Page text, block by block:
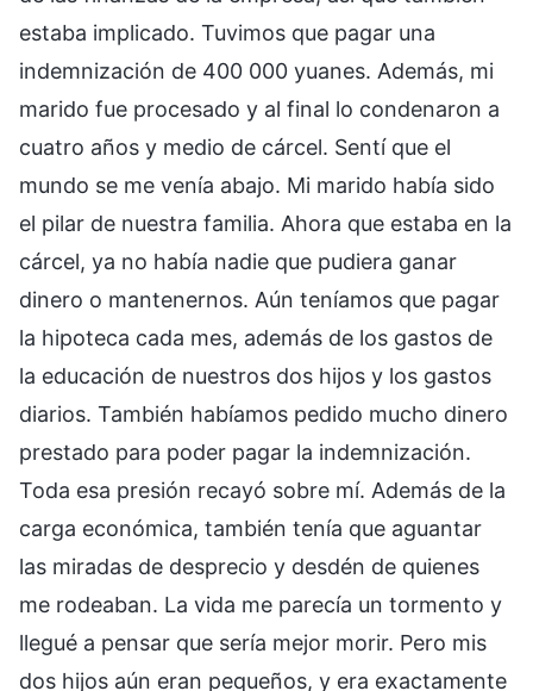
estaba implicado. Tuvimos que pagar una
indemnización de 400 000 yuanes. Además, mi
marido fue procesado y al final lo condenaron a
cuatro años y medio de cárcel. Sentí que el
mundo se me venía abajo. Mi marido había sido
el pilar de nuestra familia. Ahora que estaba en la
cárcel, ya no había nadie que pudiera ganar
dinero o mantenernos. Aún teníamos que pagar
la hipoteca cada mes, además de los gastos de
la educación de nuestros dos hijos y los gastos
diarios. También habíamos pedido mucho dinero
prestado para poder pagar la indemnización.
Toda esa presión recayó sobre mí. Además de la
carga económica, también tenía que aguantar
las miradas de desprecio y desdén de quienes
me rodeaban. La vida me parecía un tormento y
llegué a pensar que sería mejor morir. Pero mis
dos hijos aún eran pequeños, y era exactamente